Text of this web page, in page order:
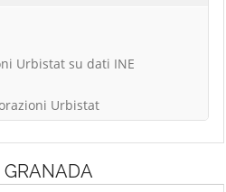
Urbistat su dati INE
Urbistat